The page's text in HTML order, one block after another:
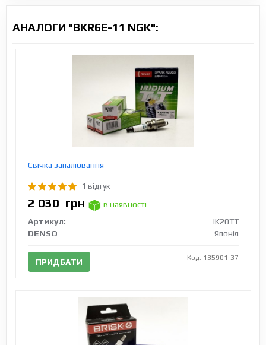
АНАЛОГИ "BKR6E-11 NGK":
Свічка запалювання
1 відгук
2 030 грн
в наявності
Артикул:
IK20TT
DENSO
Японія
ПРИДБАТИ Код: 135901-37